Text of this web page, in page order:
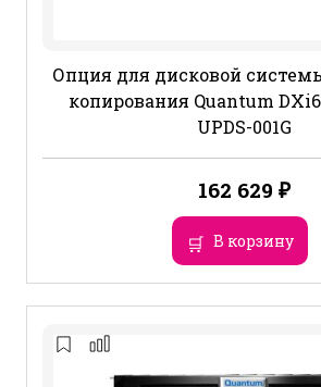
Опция для дисковой
копирования Quantum
UPDS-001G
162 629 ₽
В корзину